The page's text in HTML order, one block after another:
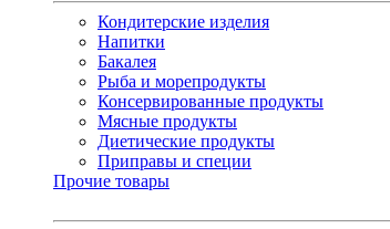
Кондитерские изделия
Напитки
Бакалея
Рыба и морепродукты
Консервированные продукты
Мясные продукты
Диетические продукты
Приправы и специи
Прочие товары